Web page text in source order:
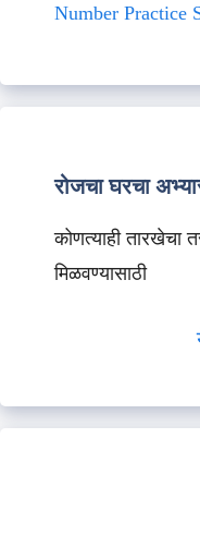
Number Practice
रोजचा घरचा
कोणत्याही तारखेचा
मिळवण्यासाठी